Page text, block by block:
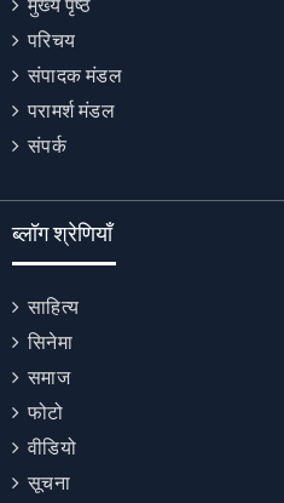
मुख्य पृष्ठ
परिचय
संपादक मंडल
परामर्श मंडल
संपर्क
ब्लॉग श्रेणियाँ
साहित्य
सिनेमा
समाज
फोटो
वीडियो
सूचना